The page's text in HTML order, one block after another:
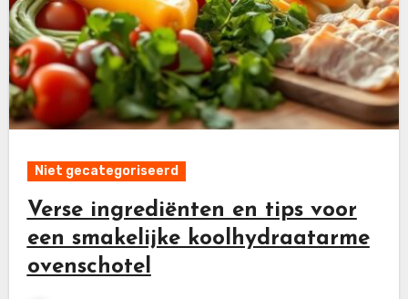
Niet gecategoriseerd
Verse ingrediënten en tips voor
een smakelijke koolhydraatarme
ovenschotel